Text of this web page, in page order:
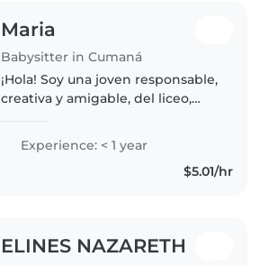
Maria
Babysitter in Cumaná
¡Hola! Soy una joven responsable,
creativa y amigable, del liceo,
hogar. Tengo habilidades en
dibujar, leer cuentos y
Experience: < 1 year
$5.01/hr
ELINES NAZARETH